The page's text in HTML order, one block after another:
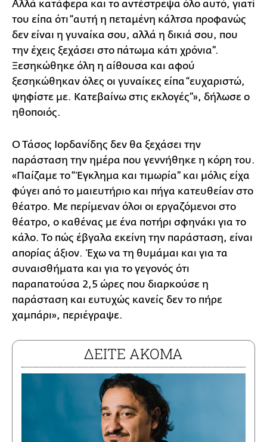
Αλλά κατάφερα και το αντέστρεψα όλο αυτό, γιατί
του είπα ότι “αυτή η πεταμένη κάλτσα προφανώς
δεν είναι η γυναίκα σου, αλλά η δικιά σου, που
την έχεις ξεχάσει στο πάτωμα κάτι χρόνια”.
Ξεσηκώθηκε όλη η αίθουσα και αφού
ξεσηκώθηκαν όλες οι γυναίκες είπα “ευχαριστώ,
ψηφίστε με. Κατεβαίνω στις εκλογές”», δήλωσε ο
ηθοποιός.
Ο Τάσος Ιορδανίδης δεν θα ξεχάσει την
παράσταση την ημέρα που γεννήθηκε η κόρη του.
«Παίζαμε το “Έγκλημα και τιμωρία” και μόλις είχα
φύγει από το μαιευτήριο και πήγα κατευθείαν στο
θέατρο. Με περίμεναν όλοι οι εργαζόμενοι στο
θέατρο, ο καθένας με ένα ποτήρι σφηνάκι για το
κάλο. Το πώς έβγαλα εκείνη την παράσταση, είναι
απορίας άξιον. Έχω να τη θυμάμαι και για τα
συναισθήματα και για το γεγονός ότι
παραπατούσα 2,5 ώρες που διαρκούσε η
παράσταση και ευτυχώς κανείς δεν το πήρε
χαμπάρι», περιέγραψε.
ΔΕΙΤΕ ΑΚΟΜΑ